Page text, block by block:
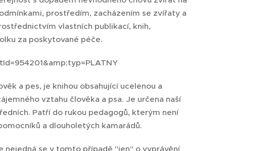
prostředím, zacházením se zvířaty a
vlastních publikací, knih,
za poskytované péče.
a pes, je knihou obsahující ucelenou a
vztahu člověka a psa. Je určena naší
Patří do rukou pedagogů, kterým není
a dlouholetých kamarádů.
nejedná se v tomto případě "jen" o vyprávění